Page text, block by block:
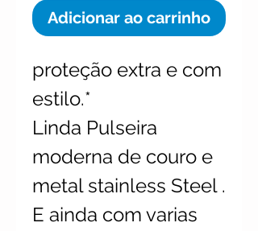
Adicionar ao carrinho
proteção extra e com
estilo.*
Linda Pulseira
moderna de couro e
metal stainless Steel .
E ainda com varias